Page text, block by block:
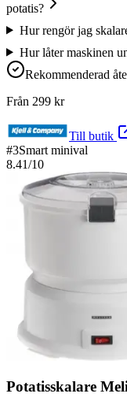
potatis?
Hur rengör jag
Hur låter maskinen
Rekommenderad
Från 299 kr
Till butik
#3Smart minival
8.41/10
Potatisskalare